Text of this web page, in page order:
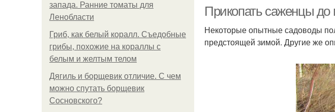
запада. Ранние томаты для
Ленобласти
Гриб, как белый коралл. Съедобные
грибы, похожие на кораллы с
белым и желтым телом
Дягиль и борщевик отличие. С чем
можно спутать борщевик
Сосновского?
Прикопать саженцы до
Некоторые опытные садоводы
предстоящей зимой. Другие же